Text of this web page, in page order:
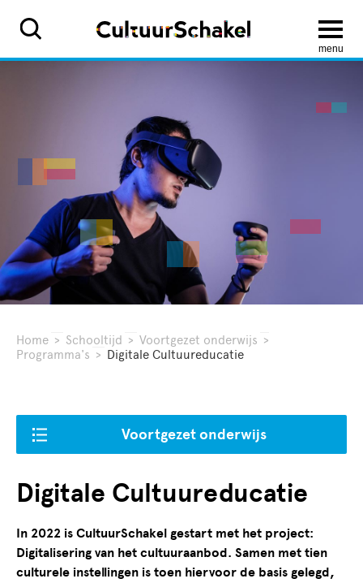
menu
Home > Schooltijd > Voortgezet onderwijs >
Programma's > Digitale Cultuureducatie
Voortgezet onderwijs
Digitale Cultuureducatie
In 2022 is CultuurSchakel gestart met het project:
Digitalisering van het cultuuraanbod. Samen met tien
culturele instellingen is toen hiervoor de basis gelegd,